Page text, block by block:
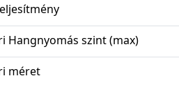
Hangnyomás szint (max)
méret